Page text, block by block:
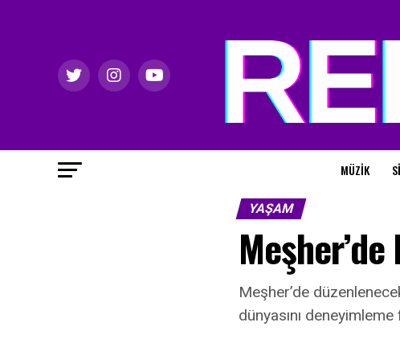
MÜZIK
YAŞAM
Meşher’de
dünyasını deneyimleme